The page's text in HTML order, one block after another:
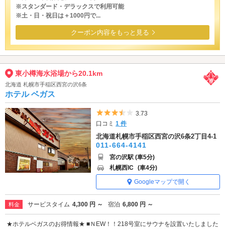
※スタンダード・デラックスで利用可能
※土・日・祝日は＋1000円で...
クーポン内容をもっと見る
東小樽海水浴場から20.1km
北海道 札幌市手稲区西宮の沢6条
ホテル ベガス
5つ星のうち3.5
3.73
口コミ1 件
北海道札幌市手稲区西宮の沢6条2丁目4-1
011-664-4141
宮の沢駅 (車5分)
札幌西IC (車4分)
Googleマップで開く
料金 サービスタイム 4,300 円 ～ 宿泊 6,800 円 ～
★ホテルベガスのお得情報★ ■ＮEW！！218号室にサウナを設置いたしました